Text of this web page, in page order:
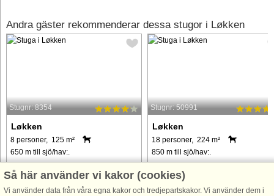
Andra gäster rekommenderar dessa stugor i Løkken
Stugnr: 8354
Løkken
8 personer, 125 m²
650 m till sjö/hav:.
Velholdt og rummeligt sommerhus
Stugnr: 50991
Løkken
18 personer, 224 m²
850 m till sjö/hav:.
Sommerhus med swimmingpool,
spabad og sauna tæt på det
Så här använder vi kakor (cookies)
Vi använder data från våra egna kakor och tredjepartskakor. Vi använder dem i